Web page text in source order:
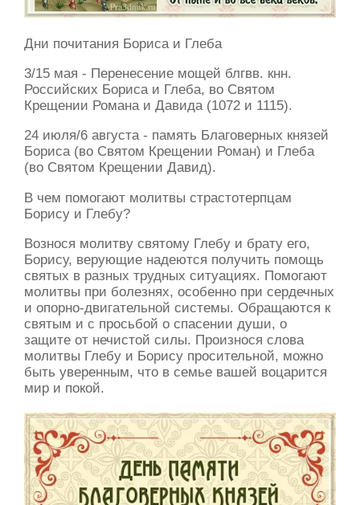
Дни почитания Бориса и Глеба
3/15 мая - Перенесение мощей блгвв. кнн.
Российских Бориса и Глеба, во Святом
Крещении Романа и Давида (1072 и 1115).
24 июля/6 августа - память Благоверных князей
Бориса (во Святом Крещении Роман) и Глеба
(во Святом Крещении Давид).
В чем помогают молитвы страстотерпцам
Борису и Глебу?
Вознося молитву святому Глебу и брату его,
Борису, верующие надеются получить помощь
святых в разных трудных ситуациях. Помогают
молитвы при болезнях, особенно при сердечных
и опорно-двигательной системы. Обращаются к
святым и с просьбой о спасении души, о
защите от нечистой силы. Произнося слова
молитвы Глебу и Борису просительной, можно
быть уверенным, что в семье вашей воцарится
мир и покой.